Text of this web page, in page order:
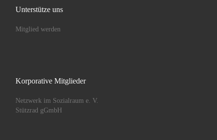
Unterstütze uns
Mitglied werden
Korporative Mitglieder
Netzwerk im Sozialraum e. V.
Stützrad gGmbH